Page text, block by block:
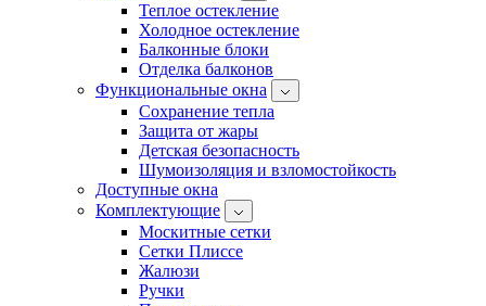
Теплое остекление
Холодное остекление
Балконные блоки
Отделка балконов
Функциональные окна
Сохранение тепла
Защита от жары
Детская безопасность
Шумоизоляция и взломостойкость
Доступные окна
Комплектующие
Москитные сетки
Сетки Плиссе
Жалюзи
Ручки